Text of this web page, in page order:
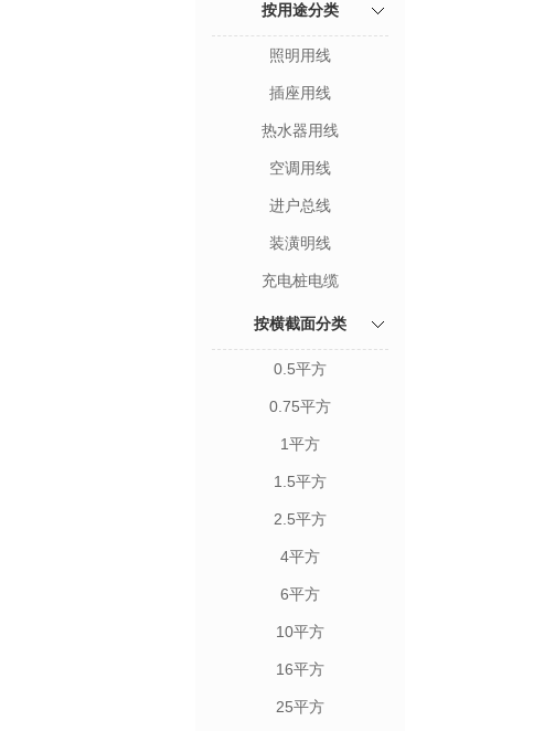
按用途分类
照明用线
插座用线
热水器用线
空调用线
进户总线
装潢明线
充电桩电缆
按横截面分类
0.5平方
0.75平方
1平方
1.5平方
2.5平方
4平方
6平方
10平方
16平方
25平方